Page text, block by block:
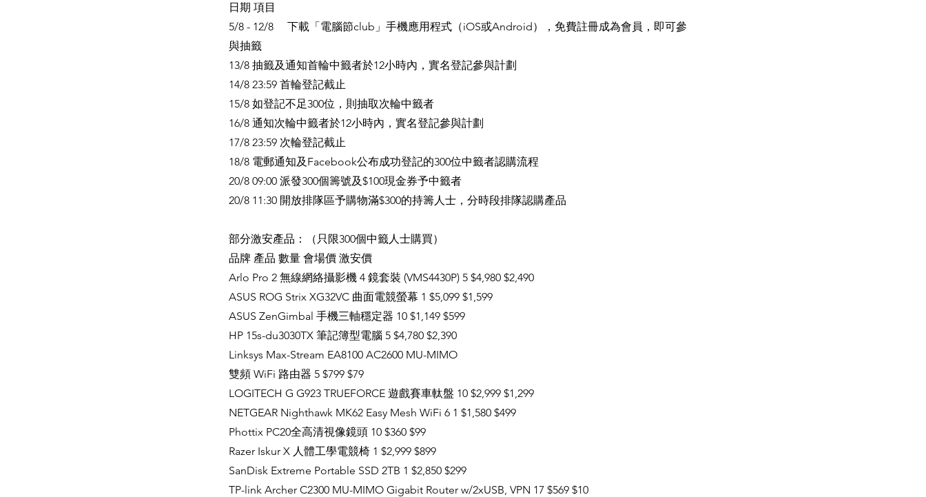
日期 項目
5/8 - 12/8 下載「電腦節club」手機應用程式（iOS或Android），免費註冊成為會員，即可參
與抽籤
13/8 抽籤及通知首輪中籤者於12小時內，實名登記參與計劃
14/8 23:59 首輪登記截止
15/8 如登記不足300位，則抽取次輪中籤者
16/8 通知次輪中籤者於12小時內，實名登記參與計劃
17/8 23:59 次輪登記截止
18/8 電郵通知及Facebook公布成功登記的300位中籤者認購流程
20/8 09:00 派發300個籌號及$100現金券予中籤者
20/8 11:30 開放排隊區予購物滿$300的持籌人士，分時段排隊認購產品
部分激安產品：（只限300個中籤人士購買）
品牌 產品 數量 會場價 激安價
Arlo Pro 2 無線網絡攝影機 4 鏡套裝 (VMS4430P) 5 $4,980 $2,490
ASUS ROG Strix XG32VC 曲面電競螢幕 1 $5,099 $1,599
ASUS ZenGimbal 手機三軸穩定器 10 $1,149 $599
HP 15s-du3030TX 筆記簿型電腦 5 $4,780 $2,390
Linksys Max-Stream EA8100 AC2600 MU-MIMO
雙頻 WiFi 路由器 5 $799 $79
LOGITECH G G923 TRUEFORCE 遊戲賽車軚盤 10 $2,999 $1,299
NETGEAR Nighthawk MK62 Easy Mesh WiFi 6 1 $1,580 $499
Phottix PC20全高清視像鏡頭 10 $360 $99
Razer Iskur X 人體工學電競椅 1 $2,999 $899
SanDisk Extreme Portable SSD 2TB 1 $2,850 $299
TP-link Archer C2300 MU-MIMO Gigabit Router w/2xUSB, VPN 17 $569 $10